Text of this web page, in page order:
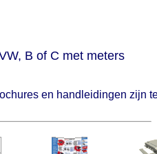
B of C met meters
en handleidingen zijn